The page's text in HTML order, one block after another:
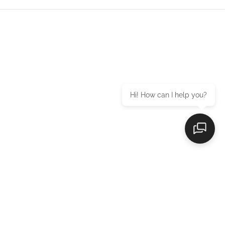
Hi! How can I help you?